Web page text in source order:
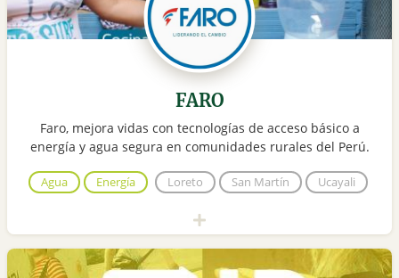
FARO
Faro, mejora vidas con tecnologías de acceso básico a
energía y agua segura en comunidades rurales del Perú.
Agua Energía Loreto San Martín Ucayali